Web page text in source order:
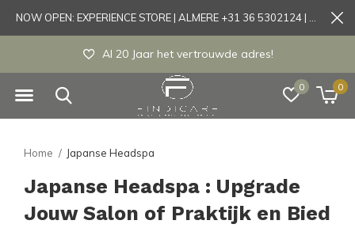
0 0
Al 20 Jaar het vertrouwde adres!
Home Japanse Headspa
Japanse Headspa : Upgrade
Jouw Salon of Praktijk en Bied